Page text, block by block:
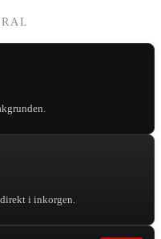
i inkorgen.